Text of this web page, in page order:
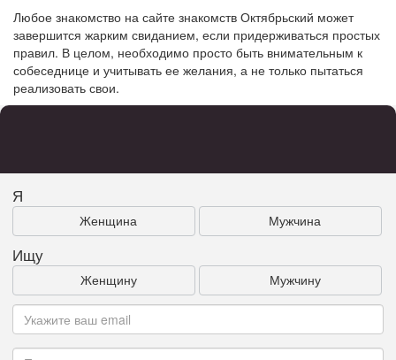
Любое знакомство на сайте знакомств Октябрьский может
завершится жарким свиданием, если придерживаться простых
правил. В целом, необходимо просто быть внимательным к
собеседнице и учитывать ее желания, а не только пытаться
реализовать свои.
Я
Женщина Мужчина
Ищу
Женщину Мужчину